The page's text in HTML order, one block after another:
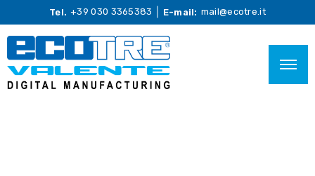
Tel. +39 030 3365383 E-mail: mail@ecotre.it